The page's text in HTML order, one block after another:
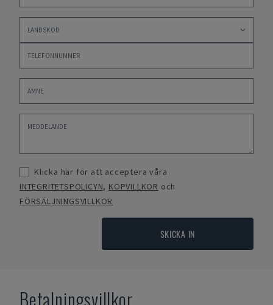
Klicka här för att acceptera våra
INTEGRITETSPOLICYN, KÖPVILLKOR och
FÖRSÄLJNINGSVILLKOR
SKICKA IN
Betalningsvillkor